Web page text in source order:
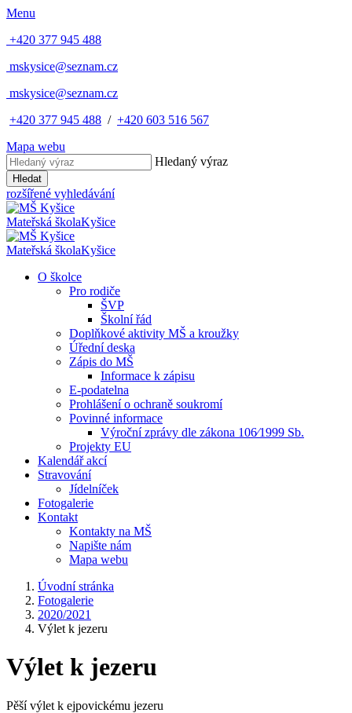
Menu
+420 377 945 488
mskysice@seznam.cz
mskysice@seznam.cz
+420 377 945 488 / +420 603 516 567
Mapa webu
Hledaný výraz
Hledat
rozšířené vyhledávání
Mateřská školaKyšice
Mateřská školaKyšice
O školce
Pro rodiče
ŠVP
Školní řád
Doplňkové aktivity MŠ a kroužky
Úřední deska
Zápis do MŠ
Informace k zápisu
E-podatelna
Prohlášení o ochraně soukromí
Povinné informace
Výroční zprávy dle zákona 106⁄1999 Sb.
Projekty EU
Kalendář akcí
Stravování
Jídelníček
Fotogalerie
Kontakt
Kontakty na MŠ
Napište nám
Mapa webu
Úvodní stránka
Fotogalerie
2020/2021
Výlet k jezeru
Výlet k jezeru
Pěší výlet k ejpovickému jezeru